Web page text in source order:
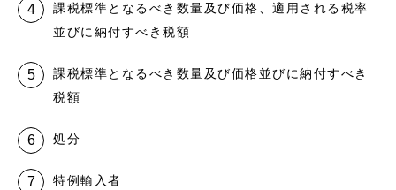
課税標準となるべき数量及び価格、適用される税率
並びに納付すべき税額
課税標準となるべき数量及び価格並びに納付すべき
税額
処分
特例輸入者